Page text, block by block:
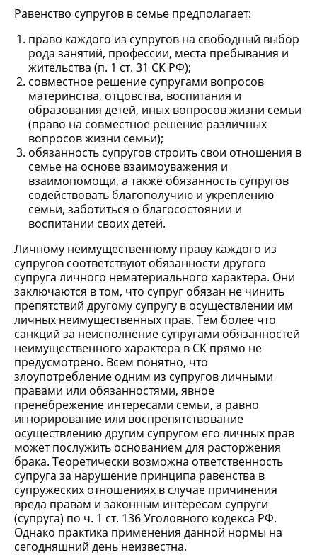
Равенство супругов в семье предполагает:
право каждого из супругов на свободный выбор
рода занятий, профессии, места пребывания и
жительства (п. 1 ст. 31 СК РФ);
совместное решение супругами вопросов
материнства, отцовства, воспитания и
образования детей, иных вопросов жизни семьи
(право на совместное решение различных
вопросов жизни семьи);
обязанность супругов строить свои отношения в
семье на основе взаимоуважения и
взаимопомощи, а также обязанность супругов
содействовать благополучию и укреплению
семьи, заботиться о благосостоянии и
воспитании своих детей.
Личному неимущественному праву каждого из
супругов соответствуют обязанности другого
супруга личного нематериального характера. Они
заключаются в том, что супруг обязан не чинить
препятствий другому супругу в осуществлении им
личных неимущественных прав. Тем более что
санкций за неисполнение супругами обязанностей
неимущественного характера в СК прямо не
предусмотрено. Всем понятно, что
злоупотребление одним из супругов личными
правами или обязанностями, явное
пренебрежение интересами семьи, а равно
игнорирование или воспрепятствование
осуществлению другим супругом его личных прав
может послужить основанием для расторжения
брака. Теоретически возможна ответственность
супруга за нарушение принципа равенства в
супружеских отношениях в случае причинения
вреда правам и законным интересам супруги
(супруга) по ч. 1 ст. 136 Уголовного кодекса РФ.
Однако практика применения данной нормы на
сегодняшний день неизвестна.